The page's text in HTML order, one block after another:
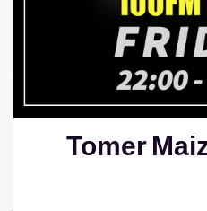
Tomer